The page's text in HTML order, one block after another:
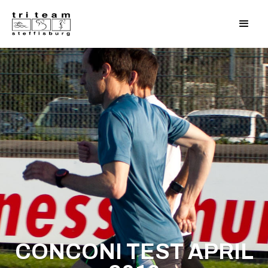
CONCONI TEST APRIL